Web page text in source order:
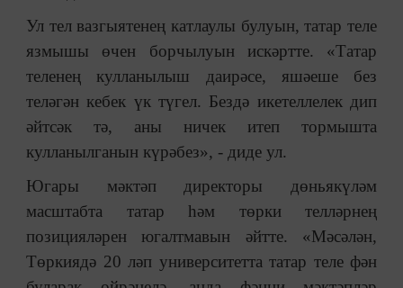
Ул тел вазгыятенең катлаулы булуын, татар теле
язмышы өчен борчылуын искәртте. «Татар
теленең кулланылыш даирәсе, яшәеше без
теләгән кебек үк түгел. Бездә икетеллелек дип
әйтсәк тә, аны ничек итеп тормышта
кулланылганын күрәбез», - диде ул.
Югары мәктәп директоры дөньякүләм
масштабта татар һәм төрки телләрнең
позицияләрен югалтмавын әйтте. «Мәсәлән,
Төркиядә 20 ләп университетта татар теле фән